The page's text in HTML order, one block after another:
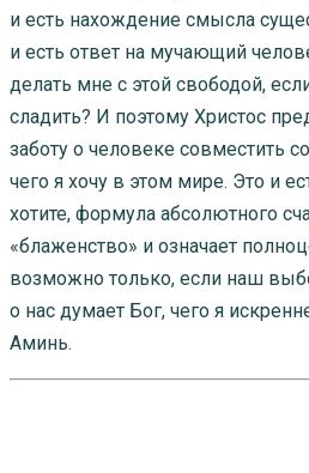
и есть нахождение смысла
и есть ответ на мучающий
делать мне с этой свободой,
сладить? И поэтому Христос
заботу о человеке совместить
чего я хочу в этом мире. Это и
хотите, формула абсолютного
«блаженство» и означает
возможно только, если наш
о нас думает Бог, чего я
Аминь.